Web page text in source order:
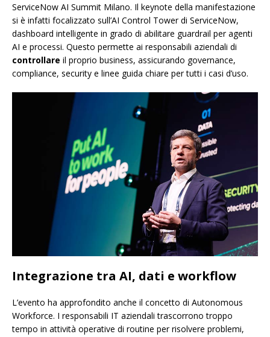
ServiceNow AI Summit Milano. Il keynote della manifestazione
si è infatti focalizzato sull’AI Control Tower di ServiceNow,
dashboard intelligente in grado di abilitare guardrail per agenti
AI e processi. Questo permette ai responsabili aziendali di
controllare il proprio business, assicurando governance,
compliance, security e linee guida chiare per tutti i casi d’uso.
Integrazione tra AI, dati e workflow
L’evento ha approfondito anche il concetto di Autonomous
Workforce. I responsabili IT aziendali trascorrono troppo
tempo in attività operative di routine per risolvere problemi,